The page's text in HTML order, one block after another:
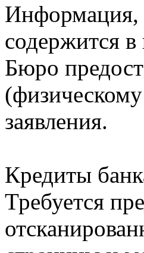
Информация,
содержится
Бюро
заявления.
Кредиты
Требуется